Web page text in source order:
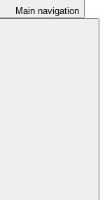
Main navigation